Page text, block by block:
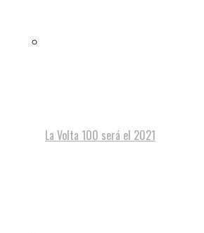
La Volta 100 será el 2021